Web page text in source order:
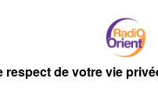
respect de votre vie